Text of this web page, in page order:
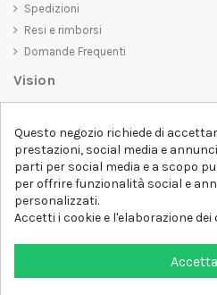
Spedizioni
Resi e rimborsi
Domande Frequenti
Vision
belli da vedere, ma che trasmettano
Che siate alla ricerca di una t-shirt
comoda e accogliente o di un
qualcosa per tutti.
Follow us
Questo negozio richiede di
prestazioni, social media e
parti per social media e a scopo
per offrire funzionalità social e
personalizzati.
Accetti i cookie e l'elaborazione